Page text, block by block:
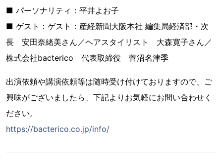
■ パーソナリティ：平井よお子
■ ゲスト：ゲスト：産経新聞大阪本社 編集局経済部・次
長 安田奈緒美さん／ヘアスタイリスト 大森寛子さん／
株式会社bacterico 代表取締役 菅沼名津季
出演依頼や講演依頼等は随時受け付けておりますので、ご
興味がございましたら、下記よりお気軽にお問い合わせく
ださい。
https://bacterico.co.jp/info/